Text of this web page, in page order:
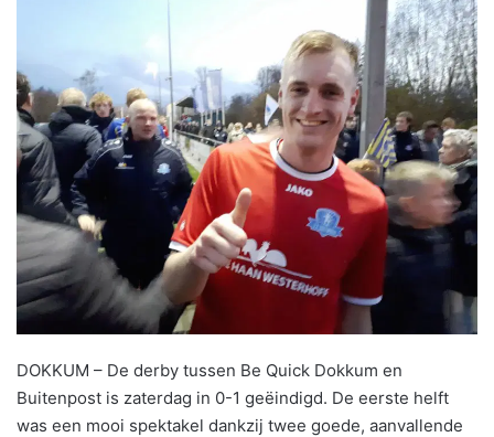
DOKKUM – De derby tussen Be Quick Dokkum en
Buitenpost is zaterdag in 0-1 geëindigd. De eerste helft
was een mooi spektakel dankzij twee goede, aanvallende